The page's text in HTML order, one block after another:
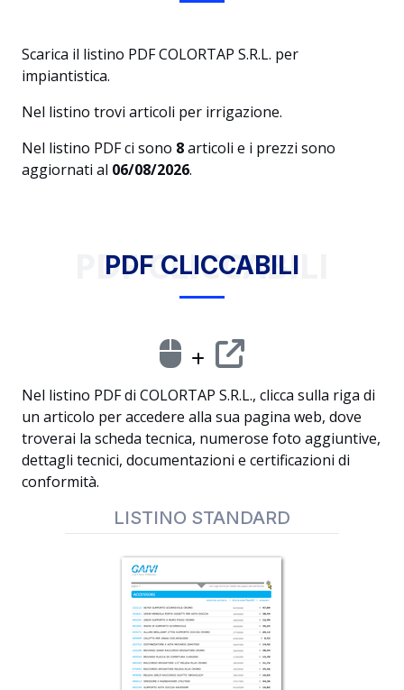
Scarica il listino PDF COLORTAP S.R.L. per
impiantistica.
Nel listino trovi articoli per irrigazione.
Nel listino PDF ci sono 8articoli e i prezzi sono
aggiornati al 06/08/2026.
PDF CLICCABILI
PDF CLICCABILI
Nel listino PDF di COLORTAP S.R.L., clicca sulla riga di
un articolo per accedere alla sua pagina web, dove
troverai la scheda tecnica, numerose foto aggiuntive,
dettagli tecnici, documentazioni e certificazioni di
conformità.
LISTINO STANDARD